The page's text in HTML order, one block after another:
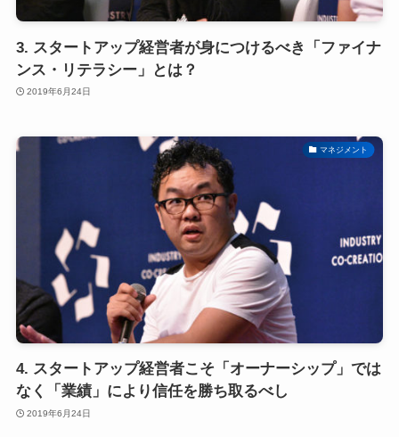
3. スタートアップ経営者が身につけるべき「ファイナ
ンス・リテラシー」とは？
2019年6月24日
マネジメント
4. スタートアップ経営者こそ「オーナーシップ」では
なく「業績」により信任を勝ち取るべし
2019年6月24日